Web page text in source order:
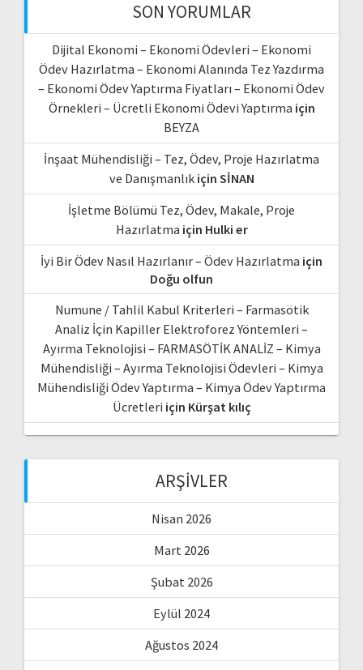
SON YORUMLAR
Dijital Ekonomi – Ekonomi Ödevleri – Ekonomi
Ödev Hazırlatma – Ekonomi Alanında Tez Yazdırma
– Ekonomi Ödev Yaptırma Fiyatları – Ekonomi Ödev
Örnekleri – Ücretli Ekonomi Ödevi Yaptırma için
BEYZA
İnşaat Mühendisliği – Tez, Ödev, Proje Hazırlatma
ve Danışmanlıkiçin SİNAN
İşletme Bölümü Tez, Ödev, Makale, Proje
Hazırlatma için Hulki er
İyi Bir Ödev Nasıl Hazırlanır – Ödev Hazırlatma için
Doğu olfun
Numune / Tahlil Kabul Kriterleri – Farmasötik
Analiz İçin Kapiller Elektroforez Yöntemleri –
Ayırma Teknolojisi – FARMASÖTİK ANALİZ – Kimya
Mühendisliği – Ayırma Teknolojisi Ödevleri – Kimya
Mühendisliği Ödev Yaptırma – Kimya Ödev Yaptırma
Ücretleri için Kürşat kılıç
ARŞIVLER
Nisan 2026
Mart 2026
Şubat 2026
Eylül 2024
Ağustos 2024